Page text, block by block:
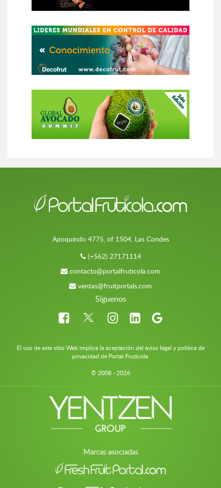
Apoquindo 4775, of 1504, Las Condes
(+562) 27171114
contacto@portalfruticola.com
ventas@fruitportals.com
Síguenos
El uso de este sitio Web implica la aceptación del aviso legal y política de
privacidad de Portal Frutícola.
© 2008 - 2026
Marcas asociadas